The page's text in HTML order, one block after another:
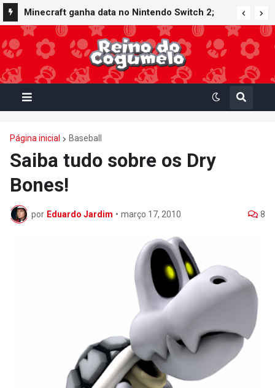
Minecraft ganha data no Nintendo Switch 2;
Super Mario Mash-Up receberá atualização
gráfica exclusiva
Página inicial Baseball
Saiba tudo sobre os Dry
Bones!
por Eduardo Jardim • março 17, 2010 8